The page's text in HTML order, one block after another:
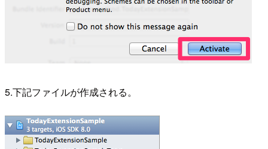
5.下記ファイルが作成される。